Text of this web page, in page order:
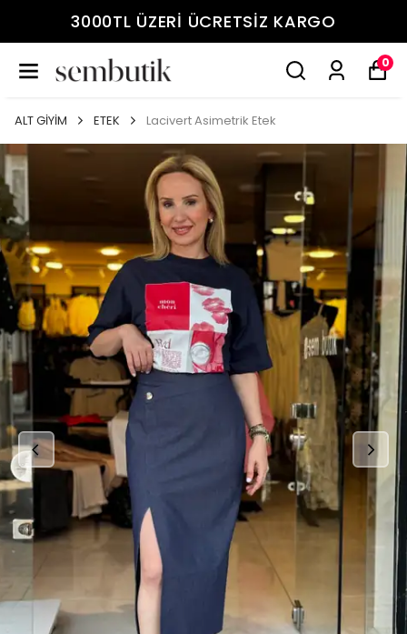
3000TL ÜZERİ ÜCRETSİZ KARGO
0
ALT GİYİM ETEK Lacivert Asimetrik Etek